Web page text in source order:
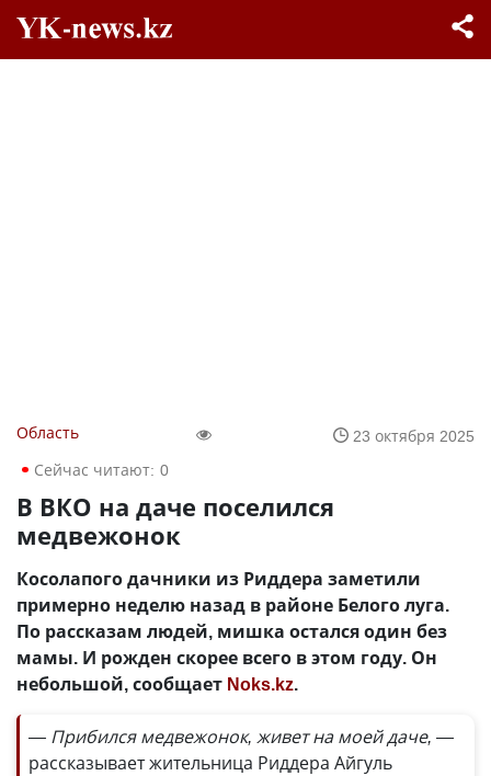
Область
23 октября 2025
Сейчас читают: 0
В ВКО на даче поселился
медвежонок
Косолапого дачники из Риддера заметили
примерно неделю назад в районе Белого луга.
По рассказам людей, мишка остался один без
мамы. И рожден скорее всего в этом году. Он
небольшой, сообщает Noks.kz.
— Прибился медвежонок, живет на моей даче, —
рассказывает жительница Риддера Айгуль